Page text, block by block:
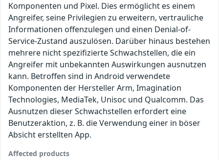
Komponenten und Pixel. Dies ermöglicht es einem
Angreifer, seine Privilegien zu erweitern, vertrauliche
Informationen offenzulegen und einen Denial-of-
Service-Zustand auszulösen. Darüber hinaus bestehen
mehrere nicht spezifizierte Schwachstellen, die ein
Angreifer mit unbekannten Auswirkungen ausnutzen
kann. Betroffen sind in Android verwendete
Komponenten der Hersteller Arm, Imagination
Technologies, MediaTek, Unisoc und Qualcomm. Das
Ausnutzen dieser Schwachstellen erfordert eine
Benutzeraktion, z. B. die Verwendung einer in böser
Absicht erstellten App.
Affected products